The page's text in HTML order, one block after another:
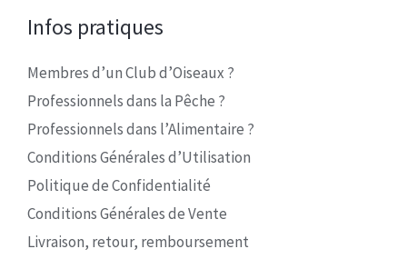
Infos pratiques
Membres d’un Club d’Oiseaux ?
Professionnels dans la Pêche ?
Professionnels dans l’Alimentaire ?
Conditions Générales d’Utilisation
Politique de Confidentialité
Conditions Générales de Vente
Livraison, retour, remboursement